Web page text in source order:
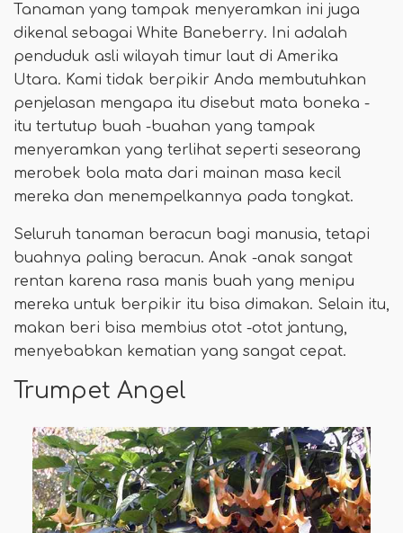
Tanaman yang tampak menyeramkan ini juga
dikenal sebagai White Baneberry. Ini adalah
penduduk asli wilayah timur laut di Amerika
Utara. Kami tidak berpikir Anda membutuhkan
penjelasan mengapa itu disebut mata boneka -
itu tertutup buah -buahan yang tampak
menyeramkan yang terlihat seperti seseorang
merobek bola mata dari mainan masa kecil
mereka dan menempelkannya pada tongkat.
Seluruh tanaman beracun bagi manusia, tetapi
buahnya paling beracun. Anak -anak sangat
rentan karena rasa manis buah yang menipu
mereka untuk berpikir itu bisa dimakan. Selain itu,
makan beri bisa membius otot -otot jantung,
menyebabkan kematian yang sangat cepat.
Trumpet Angel